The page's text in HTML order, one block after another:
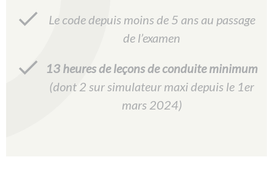
Le code depuis moins de 5 ans au passage
de l’examen
13 heures de leçons de conduite minimum
(dont 2 sur simulateur maxi depuis le 1er
mars 2024)